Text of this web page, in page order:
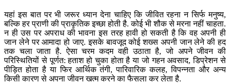
यहां इस बात पर भी जरूर ध्यान देना चाहिए कि जीवित रहना न सिर्फ मनुष्य,
बल्कि हर प्राणी की प्राकृतिक इच्छा होती है. कोई भी शौक से मरना नहीं चाहता.
न ही उस पर अपराध की भावना इस तरह हावी हो सकती है कि वह अपनी ही
जान लेने पर आमादा हो जाए. इसके बावजूद कोई शख्स अपनी जान लेने की हद
तक चला जाता है. ऐसा चरम कदम वही उठाता है, जो अपने जीवन की
परिस्थितियों से पूर्णत: हताश हो चुका होता है या जो गहन अवसाद, डिप्रेशन से
पीड़ित होता है या फिर आर्थिक तंगी, पारिवारिक कलह, विपन्नता और अन्य
किसी कारण से अपना जीवन खत्म करने का फैसला कर लेता है.